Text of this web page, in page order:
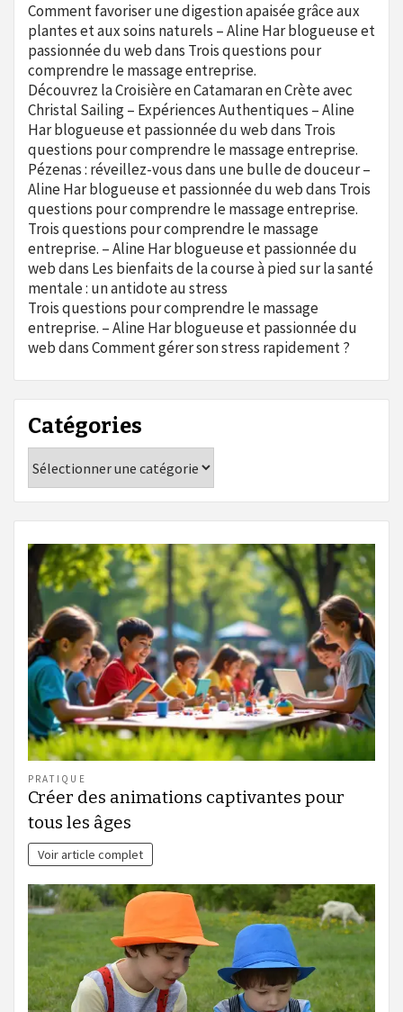
Comment favoriser une digestion apaisée grâce aux
plantes et aux soins naturels – Aline Har blogueuse et
passionnée du webdans Trois questions pour
comprendre le massage entreprise.
Découvrez la Croisière en Catamaran en Crète avec
Christal Sailing – Expériences Authentiques – Aline
Har blogueuse et passionnée du webdans Trois
questions pour comprendre le massage entreprise.
Pézenas : réveillez-vous dans une bulle de douceur –
Aline Har blogueuse et passionnée du webdans Trois
questions pour comprendre le massage entreprise.
Trois questions pour comprendre le massage
entreprise. – Aline Har blogueuse et passionnée du
webdans Les bienfaits de la course à pied sur la santé
mentale : un antidote au stress
Trois questions pour comprendre le massage
entreprise. – Aline Har blogueuse et passionnée du
webdansComment gérer son stress rapidement ?
Catégories
PRATIQUE
Créer des animations captivantes pour
tous les âges
Voir article complet